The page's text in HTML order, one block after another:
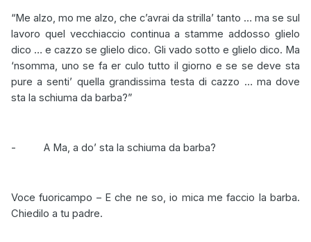
“Me alzo, mo me alzo, che c’avrai da strilla’ tanto … ma se sul
lavoro quel vecchiaccio continua a stamme addosso glielo
dico … e cazzo se glielo dico. Gli vado sotto e glielo dico. Ma
‘nsomma, uno se fa er culo tutto il giorno e se se deve sta
pure a senti’ quella grandissima testa di cazzo … ma dove
sta la schiuma da barba?”
- A Ma, a do’ sta la schiuma da barba?
Voce fuoricampo – E che ne so, io mica me faccio la barba.
Chiedilo a tu padre.